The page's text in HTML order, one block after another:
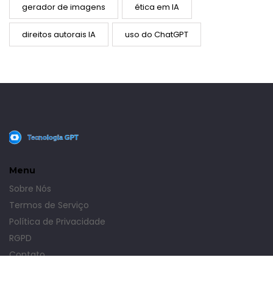
gerador de imagens ética em IA
direitos autorais IA uso do ChatGPT
Menu
Sobre Nós
Termos de Serviço
Política de Privacidade
RGPD
Contato